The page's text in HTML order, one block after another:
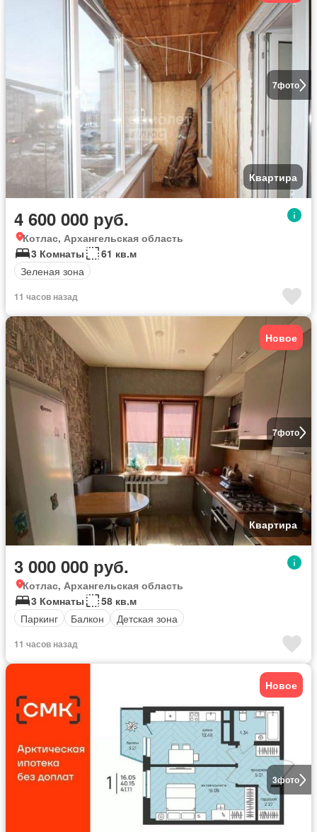
7фото
Квартира
4 600 000 руб.
Котлас, Архангельская область
3 Комнаты
61 кв.м
Зеленая зона
11 часов назад
7фото
Новое
Квартира
3 000 000 руб.
Котлас, Архангельская область
3 Комнаты
58 кв.м
Паркинг
Балкон Детская зона
11 часов назад
3фото
Новое